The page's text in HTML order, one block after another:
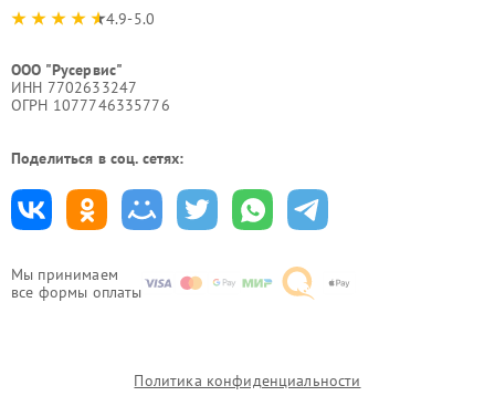
Мы принимаем
все формы оплаты
4.9-5.0
ООО "Русервис"
ИНН 7702633247
ОГРН 1077746335776
Поделиться в соц. сетях:
Политика конфиденциальности